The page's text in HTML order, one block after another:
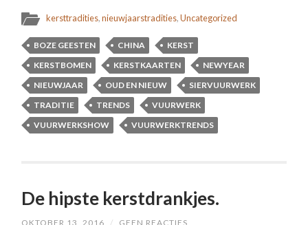
kersttradities,nieuwjaarstradities,Uncategorized
BOZE GEESTEN CHINA
KERST
KERSTBOMEN
KERSTKAARTEN
NEWYEAR
NIEUWJAAR
OUD EN NIEUW
SIERVUURWERK
TRADITIE
TRENDS
VUURWERK
VUURWERKSHOW
VUURWERKTRENDS
De hipste kerstdrankjes.
OKTOBER 13, 2016 / GEEN REACTIES